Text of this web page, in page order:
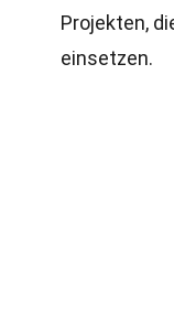
Projekten,
einsetzen.